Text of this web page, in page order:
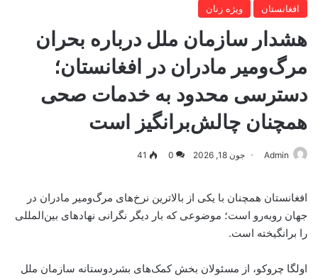
افغانستان ویژه زنان
هشدار سازمان ملل درباره بحران
مرگ‌ومیر مادران در افغانستان؛
دسترسی محدود به خدمات صحی
همچنان چالش‌برانگیز است
Admin جون 18, 2026 0
41
افغانستان همچنان با یکی از بالاترین نرخ‌های مرگ‌ومیر مادران در
جهان روبه‌رو است؛ موضوعی که بار دیگر نگرانی نهادهای بین‌المللی
را برانگیخته است.
اولگا چروکو، از مسئولان بخش کمک‌های بشردوستانه سازمان ملل